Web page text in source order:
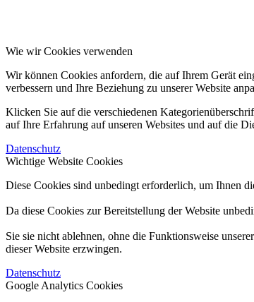
Wie wir Cookies verwenden
Wir können Cookies anfordern, die auf Ihrem Gerät
verbessern und Ihre Beziehung zu unserer Website
Klicken Sie auf die verschiedenen
auf Ihre Erfahrung auf unseren Websites und auf die
Datenschutz
Wichtige Website Cookies
Diese Cookies sind unbedingt erforderlich, um Ihnen
Da diese Cookies zur Bereitstellung der Website
Sie sie nicht ablehnen, ohne die Funktionsweise
dieser Website erzwingen.
Datenschutz
Google Analytics Cookies